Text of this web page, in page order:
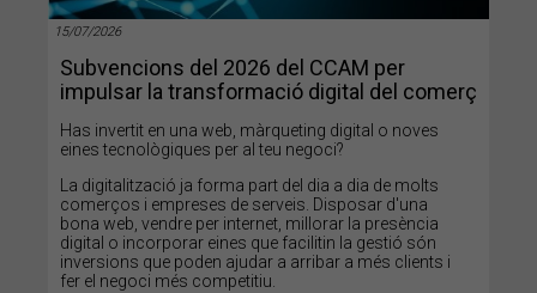
15/07/2026
Subvencions del 2026 del CCAM per
impulsar la transformació digital del comerç
Has invertit en una web, màrqueting digital o noves
eines tecnològiques per al teu negoci?
La digitalització ja forma part del dia a dia de molts
comerços i empreses de serveis. Disposar d'una
bona web, vendre per internet, millorar la presència
digital o incorporar eines que facilitin la gestió són
inversions que poden ajudar a arribar a més clients i
fer el negoci més competitiu.